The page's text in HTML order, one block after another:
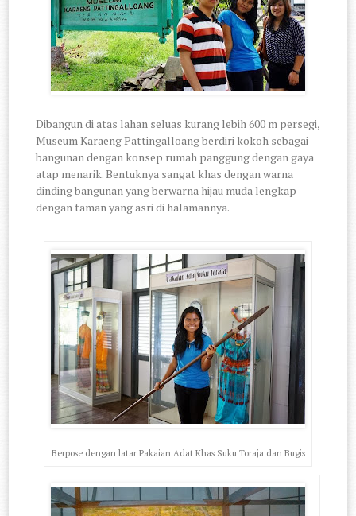
Dibangun di atas lahan seluas kurang lebih 600 m persegi,
Museum Karaeng Pattingalloang berdiri kokoh sebagai
bangunan dengan konsep rumah panggung dengan gaya
atap menarik. Bentuknya sangat khas dengan warna
dinding bangunan yang berwarna hijau muda lengkap
dengan taman yang asri di halamannya.
Berpose dengan latar Pakaian Adat Khas Suku Toraja dan Bugis